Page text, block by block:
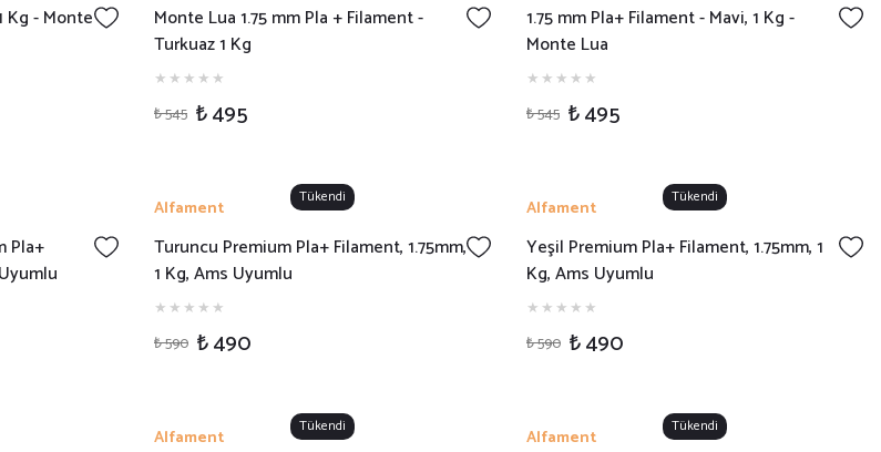
Kg - Monte
Monte Lua 1.75 mm Pla + Filament -
Turkuaz 1 Kg
₺ 545 ₺ 495
1.75 mm Pla+ Filament - Mavi, 1 Kg -
Monte Lua
₺ 545 ₺ 495
Pla+
Tükendi
Alfament
Turuncu Premium Pla+ Filament, 1.75mm,
1 Kg, Ams Uyumlu
₺ 590 ₺ 490
Tükendi
Alfament
Yeşil Premium Pla+ Filament, 1.75mm, 1
Kg, Ams Uyumlu
₺ 590 ₺ 490
Tükendi
Alfament Tükendi
Alfament